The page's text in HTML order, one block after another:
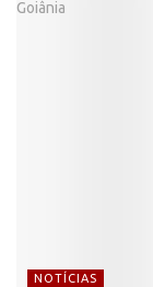
NOTÍCIAS